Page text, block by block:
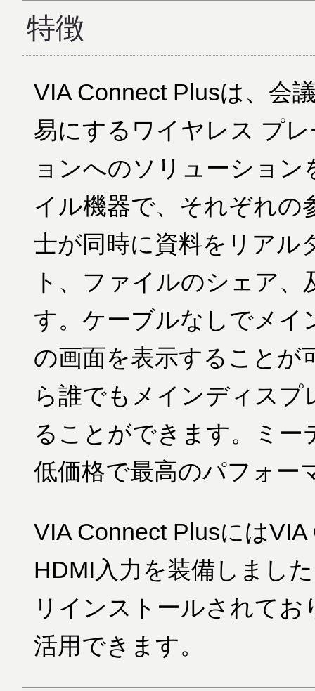
特徴
VIA Connect Plusは、会
易にするワイヤレス プ
ョンへのソリューショ
イル機器で、それぞれの
士が同時に資料をリアル
ト、ファイルのシェア
す。ケーブルなしでメイ
の画面を表示することが
ら誰でもメインディス
ることができます。ミ
低価格で最高のパフォー
VIA Connect Plusには
HDMI入力を装備しまし
リインストールされて
活用できます。